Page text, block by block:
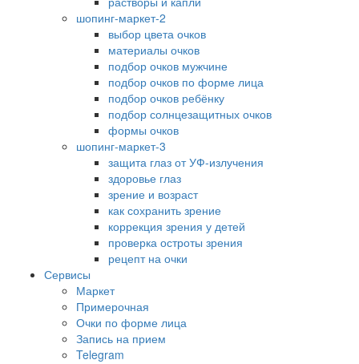
шопинг-маркет-2
выбор цвета очков
материалы очков
подбор очков мужчине
подбор очков по форме лица
подбор очков ребёнку
подбор солнцезащитных очков
формы очков
шопинг-маркет-3
защита глаз от УФ-излучения
здоровье глаз
зрение и возраст
как сохранить зрение
коррекция зрения у детей
проверка остроты зрения
рецепт на очки
Сервисы
Маркет
Примерочная
Очки по форме лица
Запись на прием
Telegram